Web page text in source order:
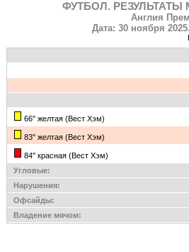
ФУТБОЛ. РЕЗУЛЬТАТЫ
Англия
Дата: 30 ноября
66'' желтая (Вест Хэм)
83'' желтая (Вест Хэм)
84'' красная (Вест Хэм)
Угловые:
Нарушения:
Офсайды:
Владение мячом: